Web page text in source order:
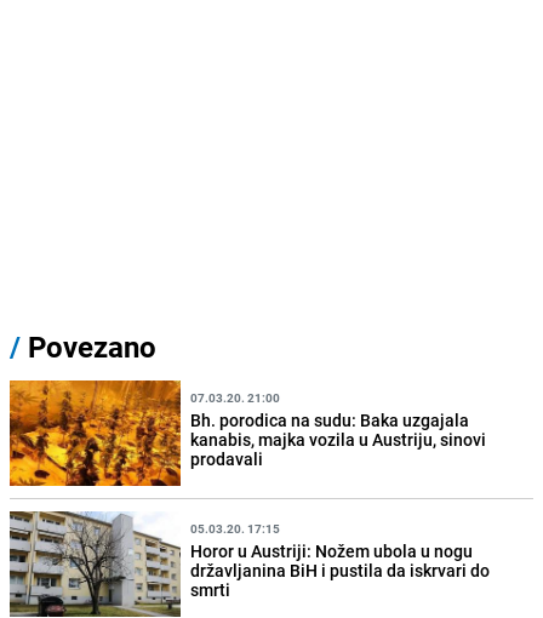
/ Povezano
07.03.20. 21:00
Bh. porodica na sudu: Baka uzgajala
kanabis, majka vozila u Austriju, sinovi
prodavali
05.03.20. 17:15
Horor u Austriji: Nožem ubola u nogu
državljanina BiH i pustila da iskrvari do
smrti